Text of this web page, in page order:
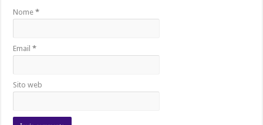
Nome*
Email*
Sito web